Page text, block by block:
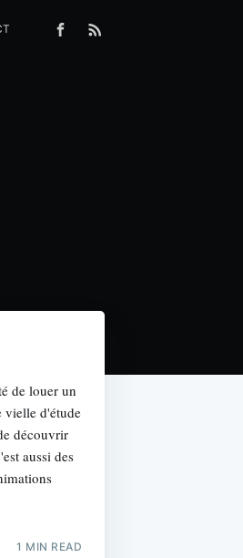
de louer un
vielle d'étude
découvrir
aussi des
1 MIN READ